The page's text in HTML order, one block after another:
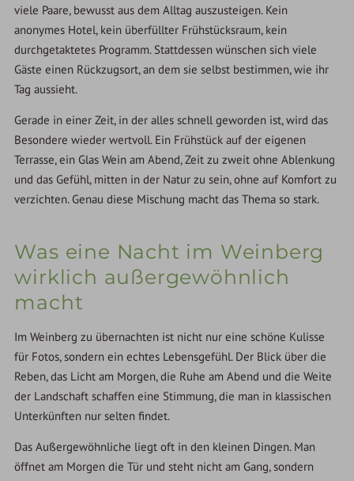
viele Paare, bewusst aus dem Alltag auszusteigen. Kein
anonymes Hotel, kein überfüllter Frühstücksraum, kein
durchgetaktetes Programm. Stattdessen wünschen sich viele
Gäste einen Rückzugsort, an dem sie selbst bestimmen, wie ihr
Tag aussieht.
Gerade in einer Zeit, in der alles schnell geworden ist, wird das
Besondere wieder wertvoll. Ein Frühstück auf der eigenen
Terrasse, ein Glas Wein am Abend, Zeit zu zweit ohne Ablenkung
und das Gefühl, mitten in der Natur zu sein, ohne auf Komfort zu
verzichten. Genau diese Mischung macht das Thema so stark.
Was eine Nacht im Weinberg
wirklich außergewöhnlich
macht
Im Weinberg zu übernachten ist nicht nur eine schöne Kulisse
für Fotos, sondern ein echtes Lebensgefühl. Der Blick über die
Reben, das Licht am Morgen, die Ruhe am Abend und die Weite
der Landschaft schaffen eine Stimmung, die man in klassischen
Unterkünften nur selten findet.
Das Außergewöhnliche liegt oft in den kleinen Dingen. Man
öffnet am Morgen die Tür und steht nicht am Gang, sondern